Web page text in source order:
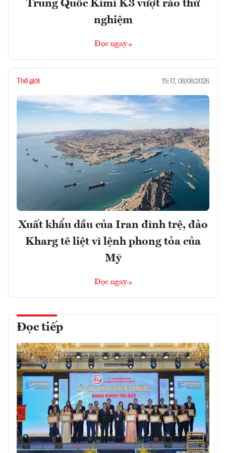
Trung Quốc Kimi K3 vượt rào thử
nghiệm
Đọc ngay
Thế giới 15:17, 08/08/2026
Xuất khẩu dầu của Iran đình trệ, đảo
Kharg tê liệt vì lệnh phong tỏa của
Mỹ
Đọc ngay
Đọc tiếp